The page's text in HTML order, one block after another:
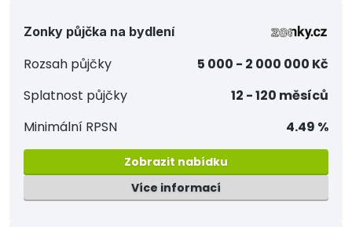
Zonky půjčka na bydlení
Rozsah půjčky
5 000 - 2 000 000 Kč
Splatnost půjčky
12 - 120 měsíců
Minimální RPSN
4.49 %
Zobrazit nabídku
Více informací